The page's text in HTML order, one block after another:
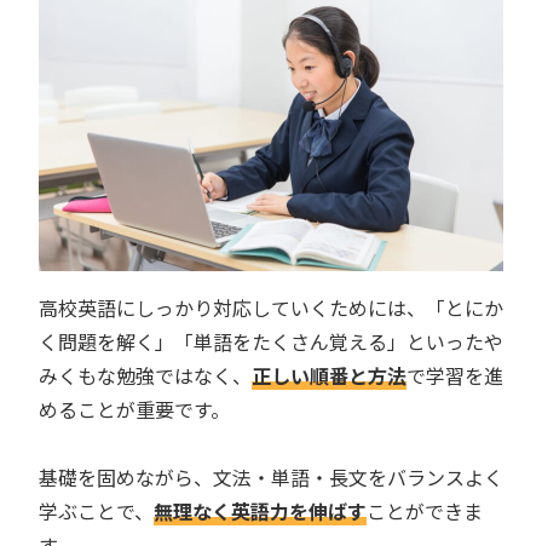
高校英語にしっかり対応していくためには、「とにか
く問題を解く」「単語をたくさん覚える」といったや
みくもな勉強ではなく、 正しい順番と方法で学習を進
めることが重要です。
基礎を固めながら、文法・単語・長文をバランスよく
学ぶことで、 無理なく英語力を伸ばすことができま